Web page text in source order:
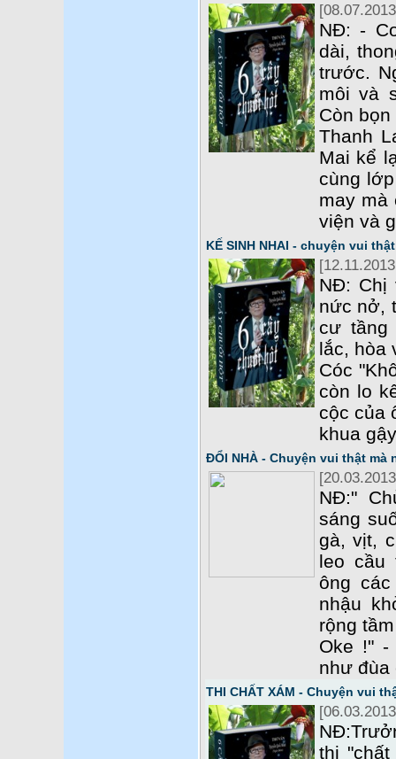
NĐ: -
dài,
trước.
môi và
Còn
Thanh
Mai kể
cùng
may mà
viện và
KẾ SINH NHAI - chuyện vui
NĐ: Chị
nức nở,
cư tầng
lắc, hòa
Cóc
còn lo
cộc của
khua
ĐỔI NHÀ - Chuyện vui thật mà
NĐ:"
sáng
gà, vịt,
leo cầu
ông
nhậu
rộng
Oke !" -
như đùa
THI CHẤT XÁM - Chuyện vui
thi "chất